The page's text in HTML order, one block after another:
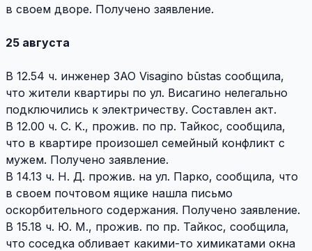
в своем дворе. Получено заявление.
25 августа
В 12.54 ч. инженер ЗАО Visagino būstas сообщила,
что жители квартиры по ул. Висагино нелегально
подключились к электричеству. Составлен акт.
В 12.00 ч. С. K., прожив. по пр. Тайкос, сообщила,
что в квартире произошел семейный конфликт с
мужем. Получено заявление.
В 14.13 ч. Н. Д. прожив. на ул. Парко, сообщила, что
в своем почтовом ящике нашла письмо
оскорбительного содержания. Получено заявление.
В 15.18 ч. Ю. M., прожив. по пр. Тайкос, сообщила,
что соседка обливает какими-то химикатами окна